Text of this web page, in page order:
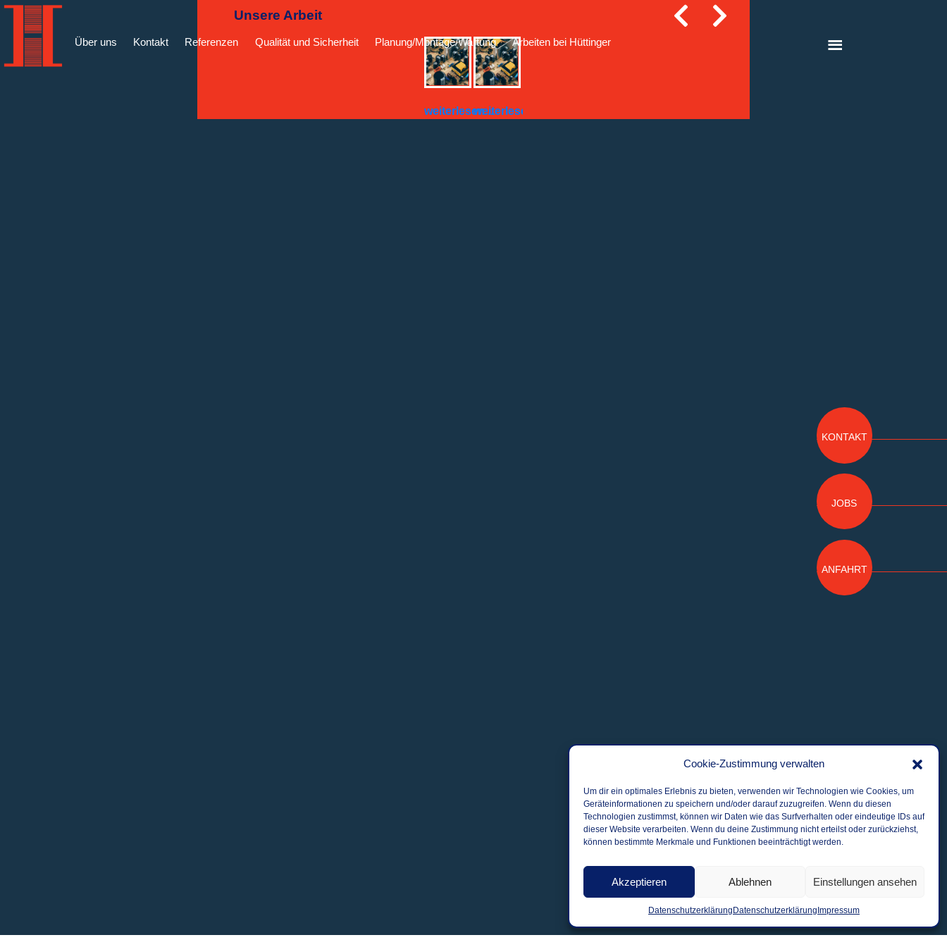
Cookie-Zustimmung verwalten
Um dir ein optimales Erlebnis zu bieten, verwenden wir Technologien wie Cookies, um
Geräteinformationen zu speichern und/oder darauf zuzugreifen. Wenn du diesen
Technologien zustimmst, können wir Daten wie das Surfverhalten oder eindeutige IDs auf
dieser Website verarbeiten. Wenn du deine Zustimmung nicht erteilst oder zurückziehst,
können bestimmte Merkmale und Funktionen beeinträchtigt werden.
Akzeptieren Ablehnen Einstellungen ansehen
Datenschutzerklärung Datenschutzerklärung Impressum
Über uns Kontakt Referenzen Qualität und Sicherheit Planung/Montage/Wartung Arbeiten bei Hüttinger
Unsere Arbeit
weiterlesen...weiterlesen...
KONTAKT
JOBS
ANFAHRT
Leaflet| Kartendaten ©OpenStreetMapMitwirkende